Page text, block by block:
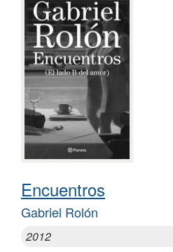
Encuentros
Gabriel Rolón
2012